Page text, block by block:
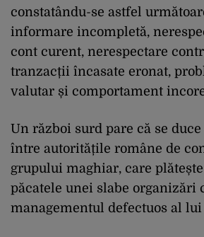
constatându-se astfel
informare incompletă,
cont curent, nerespectare
tranzacții încasate eronat,
valutar și comportament
Un război surd pare că se
între autoritățile române de
grupului maghiar, care
păcatele unei slabe organizări
managementul defectuos al lui